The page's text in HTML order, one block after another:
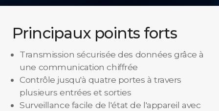
Principaux points forts
Transmission sécurisée des données grâce à
une communication chiffrée
Contrôle jusqu'à quatre portes à travers
plusieurs entrées et sorties
Surveillance facile de l'état de l'appareil avec